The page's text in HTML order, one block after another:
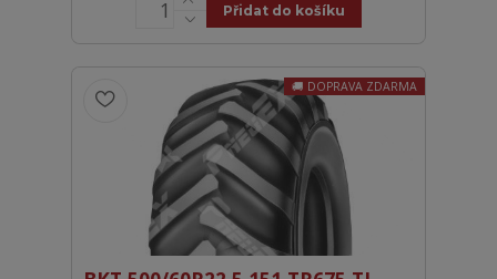
Přidat do košíku
DOPRAVA ZDARMA